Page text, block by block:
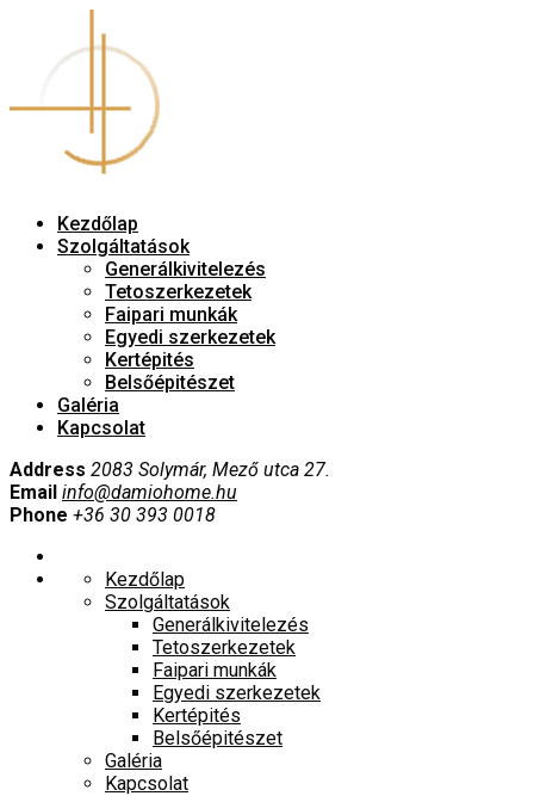
Kezdőlap
Szolgáltatások
Generálkivitelezés
Tetoszerkezetek
Faipari munkák
Egyedi szerkezetek
Kertépités
Belsőépitészet
Galéria
Kapcsolat
Address 2083 Solymár, Mező utca 27.
Email info@damiohome.hu
Phone +36 30 393 0018
Kezdőlap
Szolgáltatások
Generálkivitelezés
Tetoszerkezetek
Faipari munkák
Egyedi szerkezetek
Kertépités
Belsőépitészet
Galéria
Kapcsolat